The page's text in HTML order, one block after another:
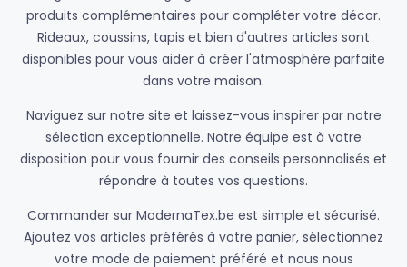
produits complémentaires pour compléter votre décor.
Rideaux, coussins, tapis et bien d'autres articles sont
disponibles pour vous aider à créer l'atmosphère parfaite
dans votre maison.
Naviguez sur notre site et laissez-vous inspirer par notre
sélection exceptionnelle. Notre équipe est à votre
disposition pour vous fournir des conseils personnalisés et
répondre à toutes vos questions.
Commander sur ModernaTex.be est simple et sécurisé.
Ajoutez vos articles préférés à votre panier, sélectionnez
votre mode de paiement préféré et nous nous